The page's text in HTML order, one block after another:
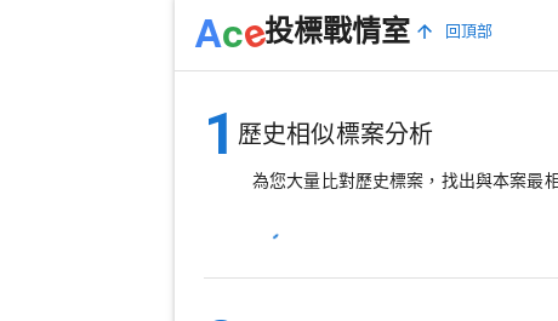
Ace投標戰情室 回頂部
1 歷史相似標案分析
為您大量比對歷史標案，找出與本案最